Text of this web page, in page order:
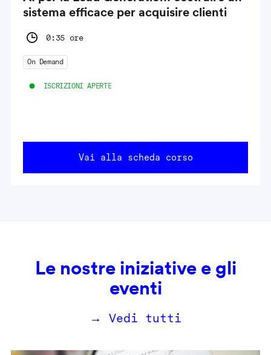
sistema efficace per acquisire clienti
0:35 ore
On Demand
ISCRIZIONI APERTE
Vai alla scheda corso
Le nostre iniziative e gli
eventi
→ Vedi tutti